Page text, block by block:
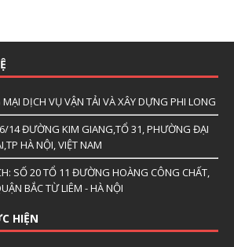
DỊCH VỤ VẬN TẢI VÀ XÂY DỰNG PHI LONG
14 ĐƯỜNG KIM GIANG,TỔ 31, PHƯỜNG ĐẠI
HÀ NỘI, VIỆT NAM
SỐ 20 TỔ 11 ĐƯỜNG HOÀNG CÔNG CHẤT,
BẮC TỪ LIÊM - HÀ NỘI
HIỆN